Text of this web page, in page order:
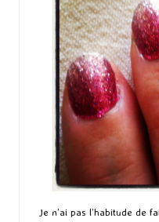
Je n’ai pas l’habitude de